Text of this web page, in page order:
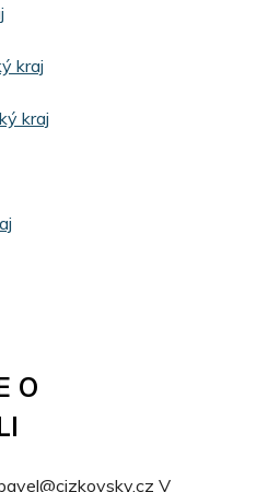
kraj
kraj
O
V